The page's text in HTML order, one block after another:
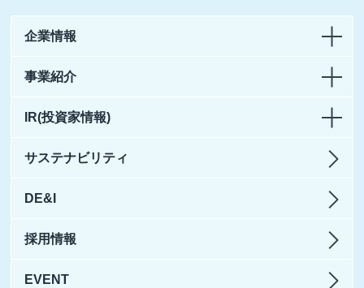
企業情報
事業紹介
IR(投資家情報)
サステナビリティ
DE&I
採用情報
EVENT